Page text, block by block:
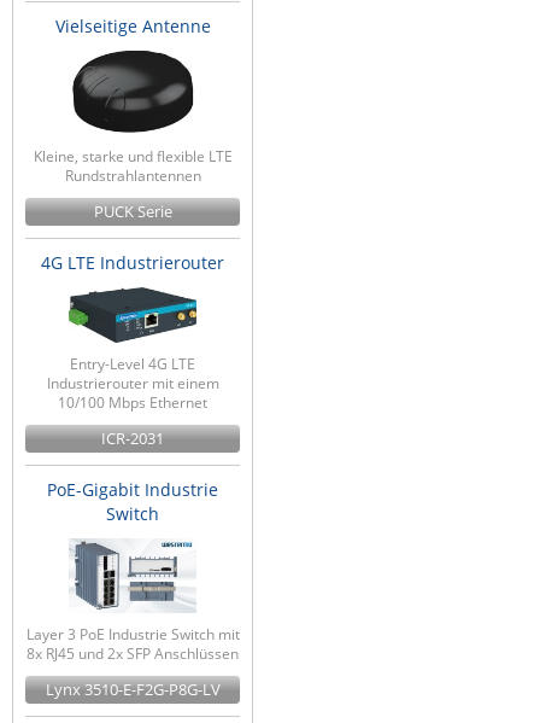
Vielseitige Antenne
Kleine, starke und flexible LTE
Rundstrahlantennen
PUCK Serie
4G LTE Industrierouter
Entry-Level 4G LTE
Industrierouter mit einem
10/100 Mbps Ethernet
ICR-2031
PoE-Gigabit Industrie
Switch
Layer 3 PoE Industrie Switch mit
8x RJ45 und 2x SFP Anschlüssen
Lynx 3510-E-F2G-P8G-LV